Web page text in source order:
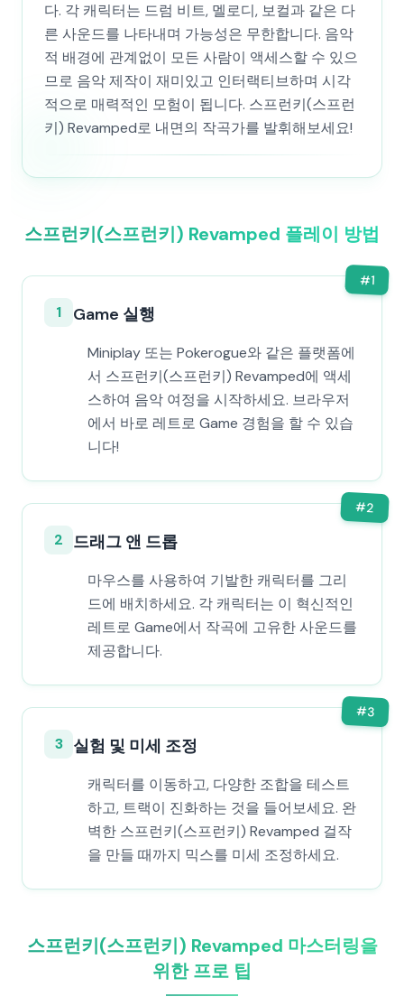
다. 각 캐릭터는 드럼 비트, 멜로디, 보컬과 같은 다
른 사운드를 나타내며 가능성은 무한합니다. 음악
적 배경에 관계없이 모든 사람이 액세스할 수 있으
므로 음악 제작이 재미있고 인터랙티브하며 시각
적으로 매력적인 모험이 됩니다. 스프런키(스프런
키) Revamped로 내면의 작곡가를 발휘해보세요!
스프런키(스프런키) Revamped 플레이 방법
#1
1 Game 실행
Miniplay 또는 Pokerogue와 같은 플랫폼에
서 스프런키(스프런키) Revamped에 액세
스하여 음악 여정을 시작하세요. 브라우저
에서 바로 레트로 Game 경험을 할 수 있습
니다!
#2
2 드래그 앤 드롭
마우스를 사용하여 기발한 캐릭터를 그리
드에 배치하세요. 각 캐릭터는 이 혁신적인
레트로 Game에서 작곡에 고유한 사운드를
제공합니다.
#3
3 실험 및 미세 조정
캐릭터를 이동하고, 다양한 조합을 테스트
하고, 트랙이 진화하는 것을 들어보세요. 완
벽한 스프런키(스프런키) Revamped 걸작
을 만들 때까지 믹스를 미세 조정하세요.
스프런키(스프런키) Revamped 마스터링을
위한 프로 팁